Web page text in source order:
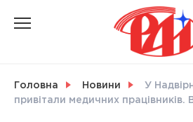
Головна Новини
У
привітали медичних працівників.